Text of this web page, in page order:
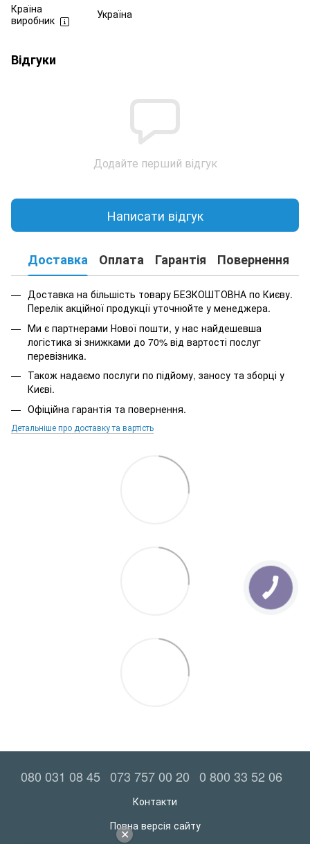
Країна
виробник
Україна
Відгуки
Додайте перший відгук
Написати відгук
Доставка Оплата Гарантія Повернення
Доставка на більшість товару БЕЗКОШТОВНА по Києву.
Перелік акційної продукції уточнюйте у менеджера.
Ми є партнерами Нової пошти, у нас найдешевша
логістика зі знижками до 70% від вартості послуг
перевізника.
Також надаємо послуги по підйому, заносу та зборці у
Києві.
Офіційна гарантія та повернення.
Детальніше про доставку та вартість
080 031 08 45 073 757 00 20 0 800 33 52 06
Контакти
Повна версія сайту